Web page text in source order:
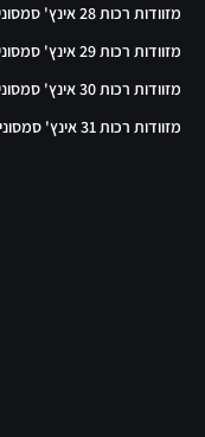
מזוודות רכות 28 אינץ' סמסונייט
מזוודות רכות 29 אינץ' סמסונייט
מזוודות רכות 30 אינץ' סמסונייט
מזוודות רכות 31 אינץ' סמסונייט